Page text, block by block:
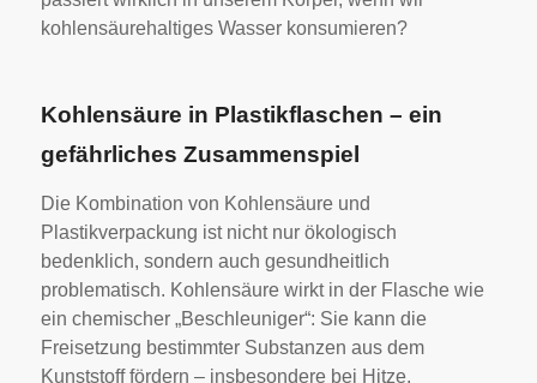
kohlensäurehaltiges Wasser konsumieren?
Kohlensäure in Plastikflaschen – ein
gefährliches Zusammenspiel
Die Kombination von Kohlensäure und
Plastikverpackung ist nicht nur ökologisch
bedenklich, sondern auch gesundheitlich
problematisch. Kohlensäure wirkt in der Flasche wie
ein chemischer „Beschleuniger“: Sie kann die
Freisetzung bestimmter Substanzen aus dem
Kunststoff fördern – insbesondere bei Hitze,